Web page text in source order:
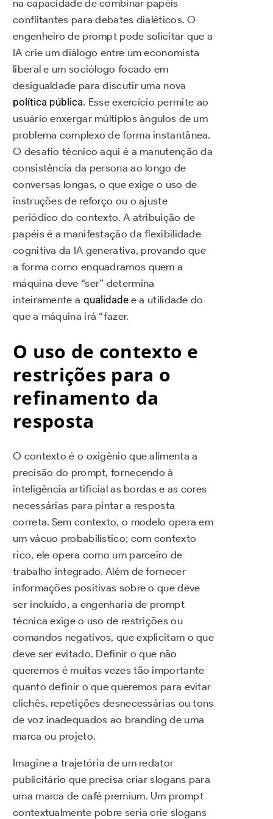
na capacidade de combinar papéis
conflitantes para debates dialéticos. O
engenheiro de prompt pode solicitar que a
IA crie um diálogo entre um economista
liberal e um sociólogo focado em
desigualdade para discutir uma nova
política pública. Esse exercício permite ao
usuário enxergar múltiplos ângulos de um
problema complexo de forma instantânea.
O desafio técnico aqui é a manutenção da
consistência da persona ao longo de
conversas longas, o que exige o uso de
instruções de reforço ou o ajuste
periódico do contexto. A atribuição de
papéis é a manifestação da flexibilidade
cognitiva da IA generativa, provando que
a forma como enquadramos quem a
máquina deve “ser” determina
inteiramente a qualidadee a utilidade do
que a máquina irá “fazer.
O uso de contexto e
restrições para o
refinamento da
resposta
O contexto é o oxigênio que alimenta a
precisão do prompt, fornecendo à
inteligência artificial as bordas e as cores
necessárias para pintar a resposta
correta. Sem contexto, o modelo opera em
um vácuo probabilístico; com contexto
rico, ele opera como um parceiro de
trabalho integrado. Além de fornecer
informações positivas sobre o que deve
ser incluído, a engenharia de prompt
técnica exige o uso de restrições ou
comandos negativos, que explicitam o que
deve ser evitado. Definir o que não
queremos é muitas vezes tão importante
quanto definir o que queremos para evitar
clichês, repetições desnecessárias ou tons
de voz inadequados ao branding de uma
marca ou projeto.
Imagine a trajetória de um redator
publicitário que precisa criar slogans para
uma marca de café premium. Um prompt
contextualmente pobre seria crie slogans